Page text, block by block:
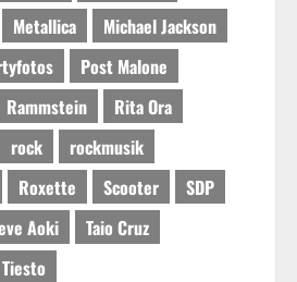
Metallica
Michael Jackson
Post Malone
Rammstein
Rita Ora
rock
rockmusik
Roxette Scooter
SDP
Aoki
Taio Cruz
Tiesto